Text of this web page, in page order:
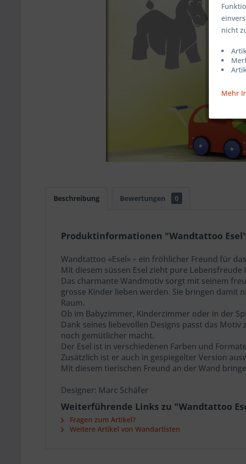
Beschreibung Bewertungen 0
Produktinformationen "Wandtattoo Esel"
Wandtattoo «Esel» – ein fröhlicher Freund für
Mit diesem süssen Esel zieht pure
Das charmante Wandmotiv sorgt mit seinem
grosse Kinder lieben werden. Sie bringen damit
Raum.
Ob im Babyzimmer, Kinderzimmer oder in der
Dank seines liebevollen Designs passt das
noch gemütlicher macht.
Der Esel ist in verschiedenen Farben und
Zusätzlich ist er auch in gespiegelter Version
Mit diesem tierischen Freund an der Wand
Designer: Marc Schäfer
Weiterführende Links zu "Wandtattoo
Fragen zum Artikel?
Weitere Artikel von Wandartisten
nicht
Mehr